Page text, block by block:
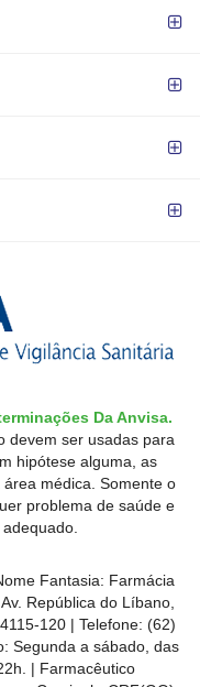
Da Anvisa.
devem ser usadas para
hipótese alguma, as
médica. Somente o
problema de saúde e
Fantasia: Farmácia
República do Líbano,
120 | Telefone: (62)
Segunda a sábado, das
| Farmacêutico